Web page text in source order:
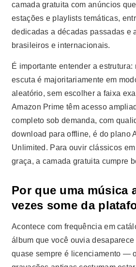
camada gratuita com anúncios
estações e playlists temáticas,
dedicadas a décadas passadas e
brasileiros e internacionais.
É importante entender a estrutura:
escuta é majoritariamente em
aleatório, sem escolher a faixa
Amazon Prime têm acesso
completo sob demanda, com
download para offline, é do plano
Unlimited. Para ouvir clássicos
graça, a camada gratuita cumpre
Por que uma música
vezes some da
Acontece com frequência em
álbum que você ouvia
quase sempre é licenciamento —